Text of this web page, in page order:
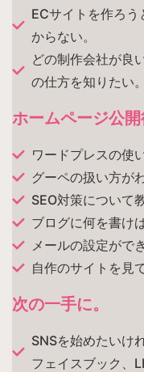
ECサイトを作ろ
からない。
どの制作会社が良
の仕方を知りたい。
ホームページ公開
ワードプレスの使
グーペの扱い方が
SEO対策について
ブログに何を書け
メールの設定がで
自作のサイトを見
次の一手に。
SNSを始めたいけ
フェイスブック、